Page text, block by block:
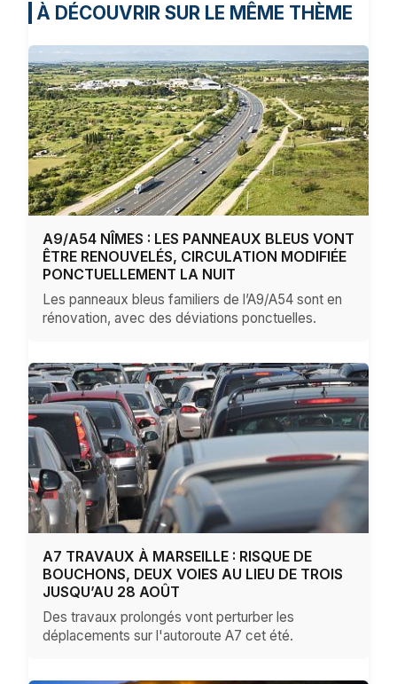
À DÉCOUVRIR SUR LE MÊME THÈME
A9/A54 NÎMES : LES PANNEAUX BLEUS VONT
ÊTRE RENOUVELÉS, CIRCULATION MODIFIÉE
PONCTUELLEMENT LA NUIT
Les panneaux bleus familiers de l’A9/A54 sont en
rénovation, avec des déviations ponctuelles.
A7 TRAVAUX À MARSEILLE : RISQUE DE
BOUCHONS, DEUX VOIES AU LIEU DE TROIS
JUSQU’AU 28 AOÛT
Des travaux prolongés vont perturber les
déplacements sur l'autoroute A7 cet été.